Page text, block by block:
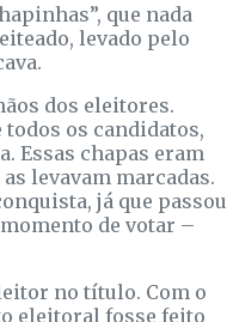
que nada
levado pelo
dos eleitores.
os candidatos,
Essas chapas eram
levavam marcadas.
já que passou
de votar –
no título. Com o
eleitoral fosse feito